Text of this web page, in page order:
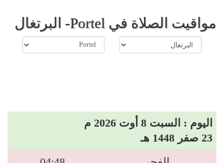
مواقيت الصلاة في Portel- البرتغال
اليوم : السبت 8 أوت 2026 م
23 صفر 1448 هـ